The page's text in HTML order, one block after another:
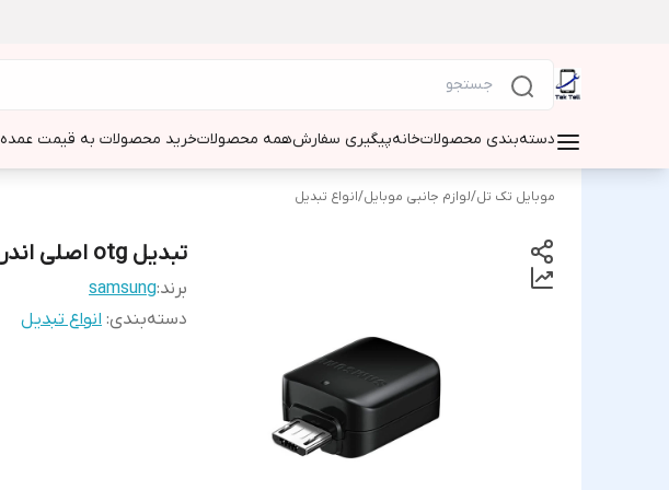
دسته‌بندی محصولاتخانهپیگیری سفارشهمه محصولاتخرید محصولات به قیمت عمده
موبایل تک تل/لوازم جانبی موبایل/انواع تبدیل
تبدیل otg اصلی اندروید (میکرو)
برند:samsung
دسته‌بندی: انواع تبدیل